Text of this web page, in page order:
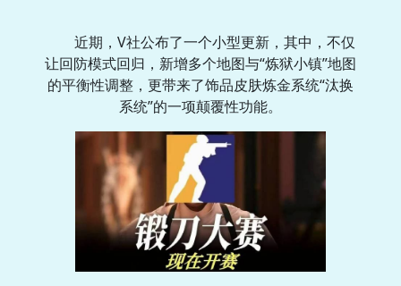
近期，V社公布了一个小型更新，其中，不仅
让回防模式回归，新增多个地图与“炼狱小镇”地图
的平衡性调整，更带来了饰品皮肤炼金系统“汰换
系统”的一项颠覆性功能。